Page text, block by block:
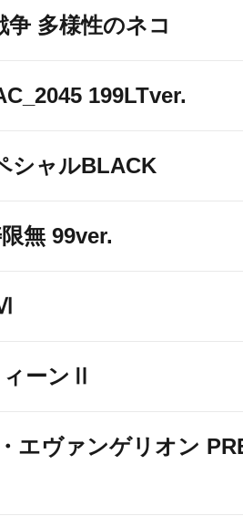
多様性のネコ
199LTver.
シャルBLACK
無 99ver.
ーンⅡ
エヴァンゲリオン